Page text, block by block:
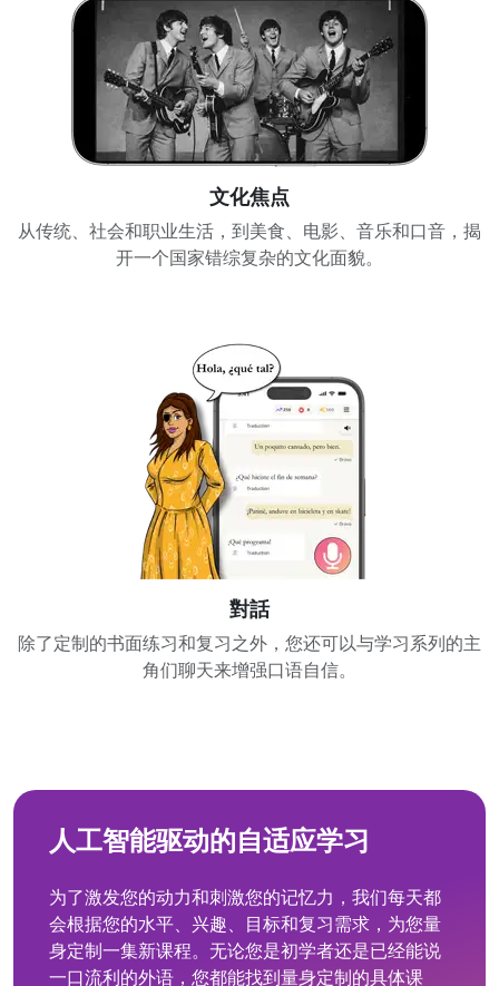
文化焦点
从传统、社会和职业生活，到美食、电影、音乐和口音，揭
开一个国家错综复杂的文化面貌。
對話
除了定制的书面练习和复习之外，您还可以与学习系列的主
角们聊天来增强口语自信。
人工智能驱动的自适应学习
为了激发您的动力和刺激您的记忆力，我们每天都
会根据您的水平、兴趣、目标和复习需求，为您量
身定制一集新课程。无论您是初学者还是已经能说
一口流利的外语，您都能找到量身定制的具体课